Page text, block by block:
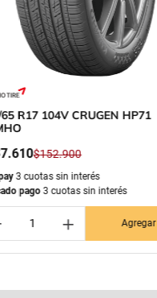
R17 104V CRUGEN HP71
.610$152.900
3 cuotas sin interés
pago3 cuotas sin interés
＋ Agregar